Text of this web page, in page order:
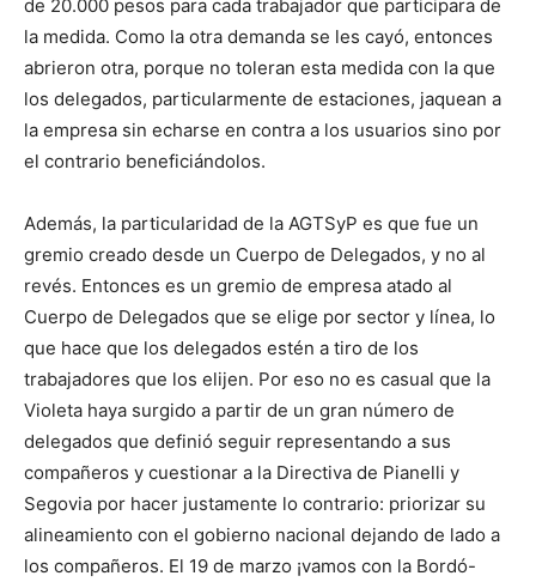
de 20.000 pesos para cada trabajador que participara de
la medida. Como la otra demanda se les cayó, entonces
abrieron otra, porque no toleran esta medida con la que
los delegados, particularmente de estaciones, jaquean a
la empresa sin echarse en contra a los usuarios sino por
el contrario beneficiándolos.
Además, la particularidad de la AGTSyP es que fue un
gremio creado desde un Cuerpo de Delegados, y no al
revés. Entonces es un gremio de empresa atado al
Cuerpo de Delegados que se elige por sector y línea, lo
que hace que los delegados estén a tiro de los
trabajadores que los elijen. Por eso no es casual que la
Violeta haya surgido a partir de un gran número de
delegados que definió seguir representando a sus
compañeros y cuestionar a la Directiva de Pianelli y
Segovia por hacer justamente lo contrario: priorizar su
alineamiento con el gobierno nacional dejando de lado a
los compañeros. El 19 de marzo ¡vamos con la Bordó-